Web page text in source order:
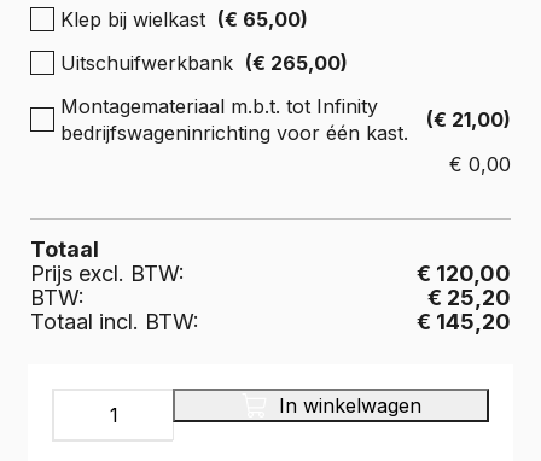
Klep bij wielkast (€ 65,00)
Uitschuifwerkbank (€ 265,00)
Montagemateriaal m.b.t. tot Infinity
bedrijfswageninrichting voor één kast.
(€ 21,00)
€ 0,00
Totaal
Prijs excl. BTW:
€ 120,00
BTW:
€ 25,20
Totaal incl. BTW:
€ 145,20
INFINITY
Bedrijfswageninrichting,
In winkelwagen